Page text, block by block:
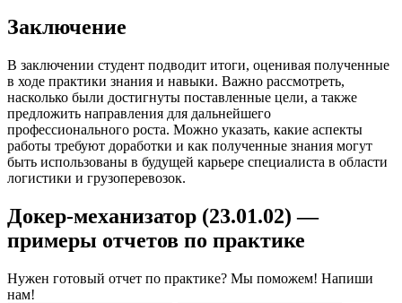
Заключение
В заключении студент подводит итоги, оценивая полученные
в ходе практики знания и навыки. Важно рассмотреть,
насколько были достигнуты поставленные цели, а также
предложить направления для дальнейшего
профессионального роста. Можно указать, какие аспекты
работы требуют доработки и как полученные знания могут
быть использованы в будущей карьере специалиста в области
логистики и грузоперевозок.
Докер-механизатор (23.01.02) —
примеры отчетов по практике
Нужен готовый отчет по практике? Мы поможем! Напиши
нам!